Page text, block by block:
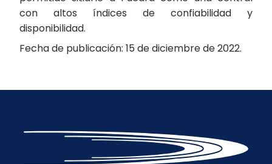
con altos índices de confiabilidad y
disponibilidad.
Fecha de publicación: 15 de diciembre de 2022.